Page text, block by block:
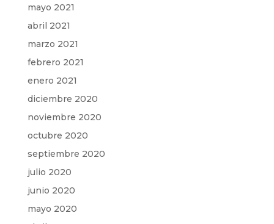
mayo 2021
abril 2021
marzo 2021
febrero 2021
enero 2021
diciembre 2020
noviembre 2020
octubre 2020
septiembre 2020
julio 2020
junio 2020
mayo 2020